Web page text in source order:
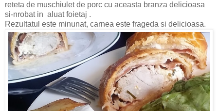
reteta de muschiulet de porc cu aceasta branza delicioasa
si-nrobat in aluat foietaj .
Rezultatul este minunat, carnea este frageda si delicioasa.